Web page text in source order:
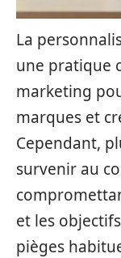
La
une pratique
marketing
marques et
Cependant,
survenir au
et les
pièges